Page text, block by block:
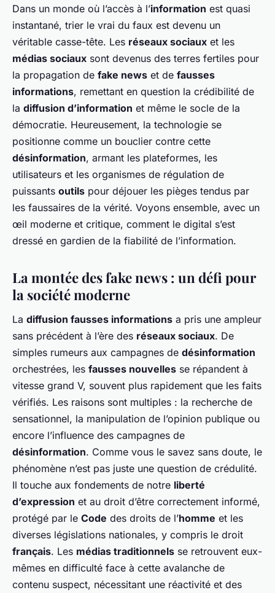
Dans un monde où l’accès à l’information est quasi
instantané, trier le vrai du faux est devenu un
véritable casse-tête. Les réseaux sociaux et les
médias sociaux sont devenus des terres fertiles pour
la propagation de fake news et de fausses
informations, remettant en question la crédibilité de
la diffusion d’information et même le socle de la
démocratie. Heureusement, la technologie se
positionne comme un bouclier contre cette
désinformation, armant les plateformes, les
utilisateurs et les organismes de régulation de
puissants outils pour déjouer les pièges tendus par
les faussaires de la vérité. Voyons ensemble, avec un
œil moderne et critique, comment le digital s’est
dressé en gardien de la fiabilité de l’information.
La montée des fake news : un défi pour
la société moderne
La diffusion fausses informations a pris une ampleur
sans précédent à l’ère des réseaux sociaux. De
simples rumeurs aux campagnes de désinformation
orchestrées, les fausses nouvelles se répandent à
vitesse grand V, souvent plus rapidement que les faits
vérifiés. Les raisons sont multiples : la recherche de
sensationnel, la manipulation de l’opinion publique ou
encore l’influence des campagnes de
désinformation. Comme vous le savez sans doute, le
phénomène n’est pas juste une question de crédulité.
Il touche aux fondements de notre liberté
d’expression et au droit d’être correctement informé,
protégé par le Code des droits de l’homme et les
diverses législations nationales, y compris le droit
français. Les médias traditionnels se retrouvent eux-
mêmes en difficulté face à cette avalanche de
contenu suspect, nécessitant une réactivité et des